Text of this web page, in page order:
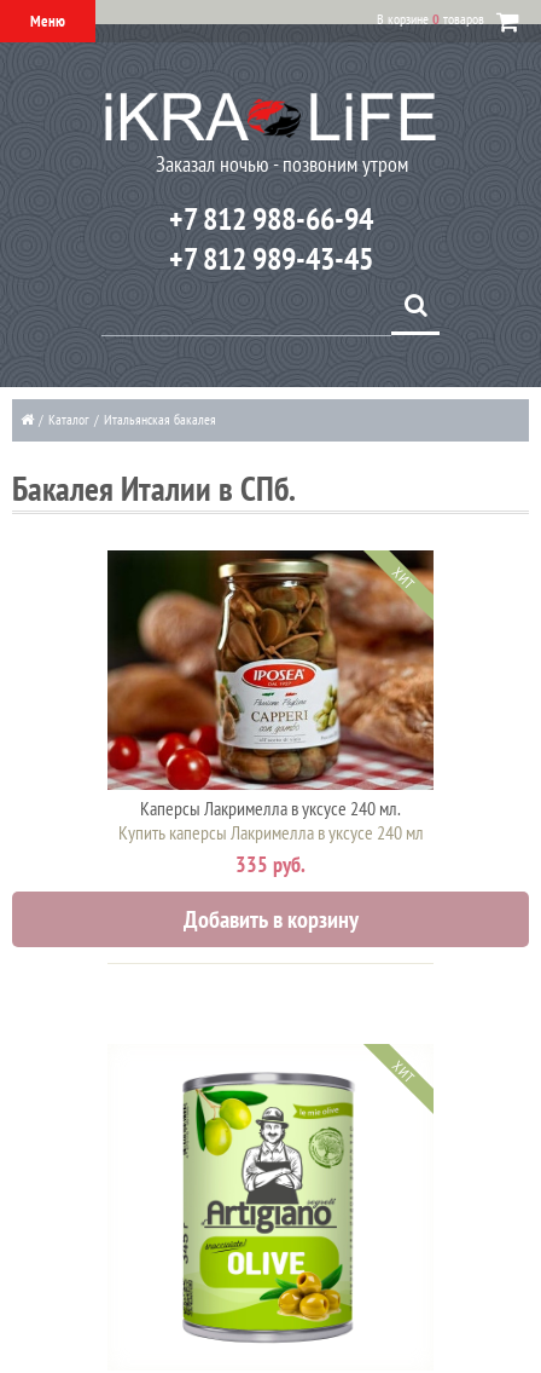
Меню В корзине 0 товаров
Заказал ночью - позвоним утром
+7 812 988-66-94
+7 812 989-43-45
/ Каталог / Итальянская бакалея
Бакалея Италии в СПб.
ХИТ
Каперсы Лакримелла в уксусе 240 мл.
Купить каперсы Лакримелла в уксусе 240 мл
335 руб.
Добавить в корзину
ХИТ